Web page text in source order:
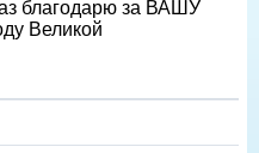
благодарю за ВАШУ
Великой